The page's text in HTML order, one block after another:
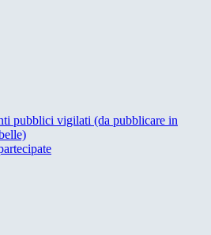
pubblici vigilati (da pubblicare in